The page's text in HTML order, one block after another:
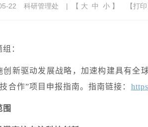
22 科研管理处 | 【 大 中 小 】 【打印
：
创新驱动发展战略，加速构建具有全
合作”项目申报指南。指南链接：
围